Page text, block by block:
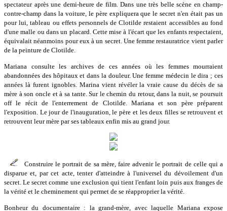
spectateur après une demi-heure de film. Dans une très belle scène en champ-
contre-champ dans la voiture, le père expliquera que le secret n'en était pas un
pour lui, tableau ou effets personnels de Clotilde restaient accessibles au fond
d'une malle ou dans un placard. Cette mise à l'écart que les enfants respectaient,
équivalait néanmoins pour eux à un secret. Une femme restauratrice vient parler
de la peinture de Clotilde.
Mariana consulte les archives de ces années où les femmes mourraient
abandonnées des hôpitaux et dans la douleur. Une femme médecin le dira ; ces
années là furent ignobles. Marina vient révéler la vraie cause du décès de sa
mère à son oncle et à sa tante. Sur le chemin du retour, dans la nuit, se poursuit
off le récit de l'enterrement de Clotilde. Mariana et son père préparent
l'exposition. Le jour de l'inauguration, le père et les deux filles se retrouvent et
retrouvent leur mère par ses tableaux enfin mis au grand jour.
Construire le portrait de sa mère, faire advenir le portrait de celle qui a
disparue et, par cet acte, tenter d'atteindre à l'universel du dévoilement d'un
secret. Le secret comme une exclusion qui tient l'enfant loin puis aux franges de
la vérité et le cheminement qui permet de se réapproprier la vérité.
Bonheur du documentaire : la grand-mère, avec laquelle Mariana expose